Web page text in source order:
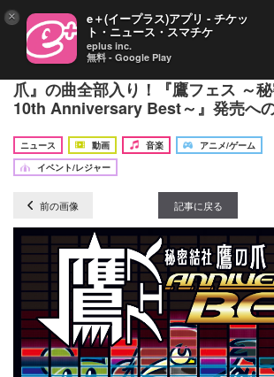
GLIM SPANKYからスーザン・ボイ
爪』の曲全部入り！『鷹フェス ～
10th Anniversary Best～』発売へ
ニュース
動画 音楽
アニメ/ゲーム
イベント/レジャー
前の画像 記事に戻る
× e＋(イープラス)アプリ - チケッ
ト・ニュース・スマチケ
eplus inc.
無料 - Google Play